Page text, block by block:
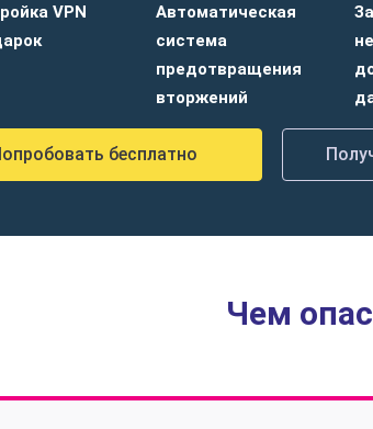
VPN
Автоматическая
система
предотвращения
вторжений
бесплатно
Чем